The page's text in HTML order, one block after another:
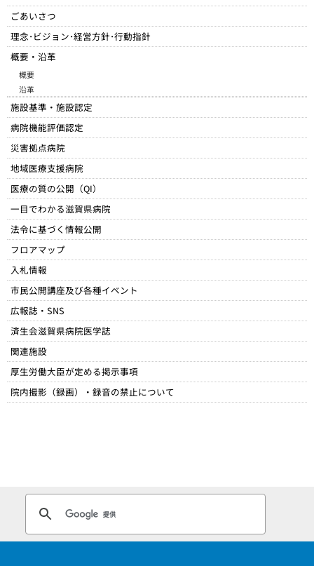
ごあいさつ
理念･ビジョン･経営方針･行動指針
概要・沿革
概要
沿革
施設基準・施設認定
病院機能評価認定
災害拠点病院
地域医療支援病院
医療の質の公開（QI）
一目でわかる滋賀県病院
法令に基づく情報公開
フロアマップ
入札情報
市民公開講座及び各種イベント
広報誌・SNS
済生会滋賀県病院医学誌
関連施設
厚生労働大臣が定める掲示事項​
院内撮影（録画）・録音の禁止について